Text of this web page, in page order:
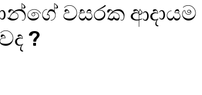
වසරක ආදායම
?